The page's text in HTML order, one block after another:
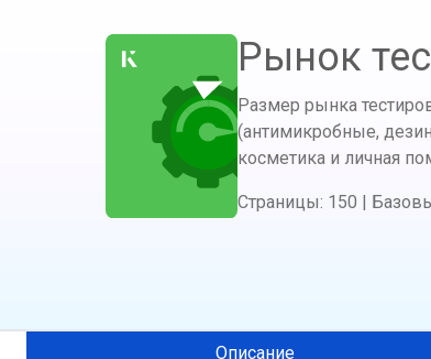
Рынок
Размер рынка
(антимикробные,
косметика и личная
Страницы: 150
Описание